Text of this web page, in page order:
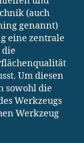
(auch
genannt)
eine zentrale
die
Um diesen
sowohl die
Werkzeugs
Werkzeug